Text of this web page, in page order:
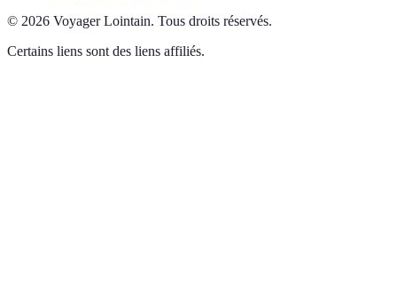
© 2026 Voyager Lointain. Tous droits réservés.
Certains liens sont des liens affiliés.